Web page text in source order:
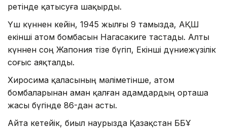
ретінде қатысуға шақырды.
Үш күннен кейін, 1945 жылғы 9 тамызда, АҚШ
екінші атом бомбасын Нагасакиге тастады. Алты
күннен соң Жапония тізе бүгіп, Екінші дүниежүзілік
соғыс аяқталды.
Хиросима қаласының мәліметінше, атом
бомбаларынан аман қалған адамдардың орташа
жасы бүгінде 86-дан асты.
Айта кетейік, биыл наурызда Қазақстан ББҰ